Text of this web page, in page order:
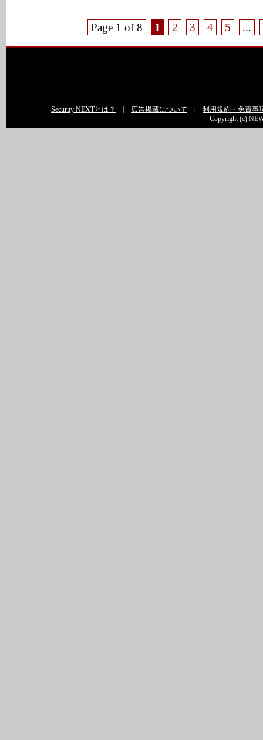
Page 1 of 8 1 2 3 4 5 ...
Security NEXTとは？ 広告掲載について
利用規約・免責事
Copyright (c)